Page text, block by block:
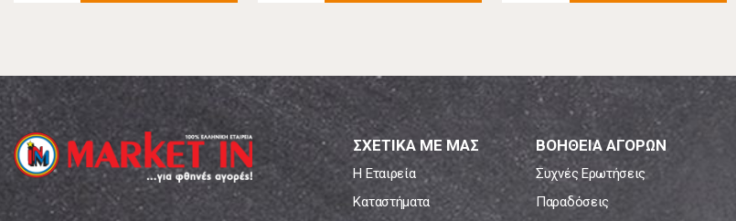
ΣΧΕΤΙΚΑ ΜΕ ΜΑΣ
Η Εταιρεία
Καταστήματα
ΒΟΗΘΕΙΑ ΑΓΟΡΩΝ
Συχνές Ερωτήσεις
Παραδόσεις